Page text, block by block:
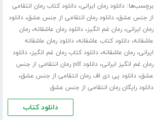
برچسب‌ها:دانلود رمان ایرانی،دانلود کتاب رمان انتقامی
از جنس عشق،دانلود رمان انتقامی از جنس عشق،دانلود
رمان ایرانی،رمان غم انگیز،دانلود رمان عاشقانه،رمان
عاشقانه،دانلود کتاب عاشقانه،دانلود رمان عاشقانه
ایرانی،رمان عاشقانه،دانلود کتاب رمان غم انگیز،دانلود
رمان غم انگیز ایرانی،
دانلود pdf رمان انتقامی از جنس
عشق،دانلود پی دی اف رمان انتقامی از جنس عشق،
دانلود رایگان رمان انتقامی از جنس عشق
دانلود کتاب